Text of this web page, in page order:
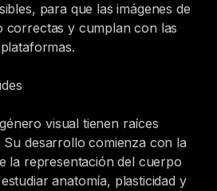
para que las imágenes de
correctas y cumplan con las
visual tienen raíces
desarrollo comienza con la
la representación del cuerpo
anatomía, plasticidad y